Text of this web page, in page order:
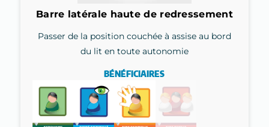
Barre latérale haute de redressement
Passer de la position couchée à assise au bord
du lit en toute autonomie
BÉNÉFICIAIRES